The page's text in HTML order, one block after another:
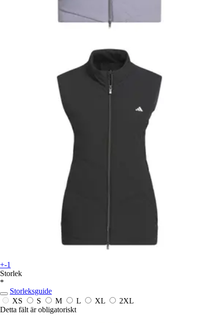
+-1
Storlek
*
Storleksguide
XS
S M L XL
2XL
Detta fält är obligatoriskt